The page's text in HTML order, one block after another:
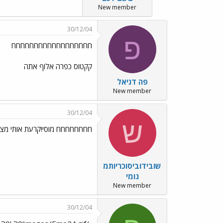
New member
פ
פה דניאל
New member
30/12/04
חחחחחחחחחחחחחחחחחח
קקטוס כפרה אלוף אתה
ש
שובידוביסוכריותמ
גומי
New member
30/12/04
חחחחחחחח מוסי!קרעת אותי
30/12/04